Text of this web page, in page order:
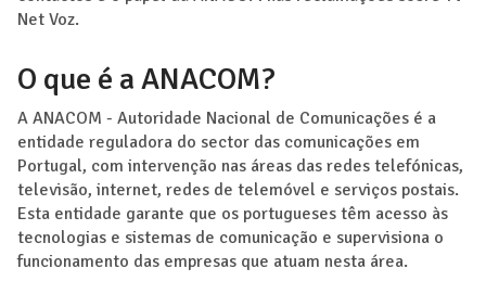
Net Voz.
O que é a ANACOM?
A ANACOM - Autoridade Nacional de Comunicações é a
entidade reguladora do sector das comunicações em
Portugal, com intervenção nas áreas das redes telefónicas,
televisão, internet, redes de telemóvel e serviços postais.
Esta entidade garante que os portugueses têm acesso às
tecnologias e sistemas de comunicação e supervisiona o
funcionamento das empresas que atuam nesta área.